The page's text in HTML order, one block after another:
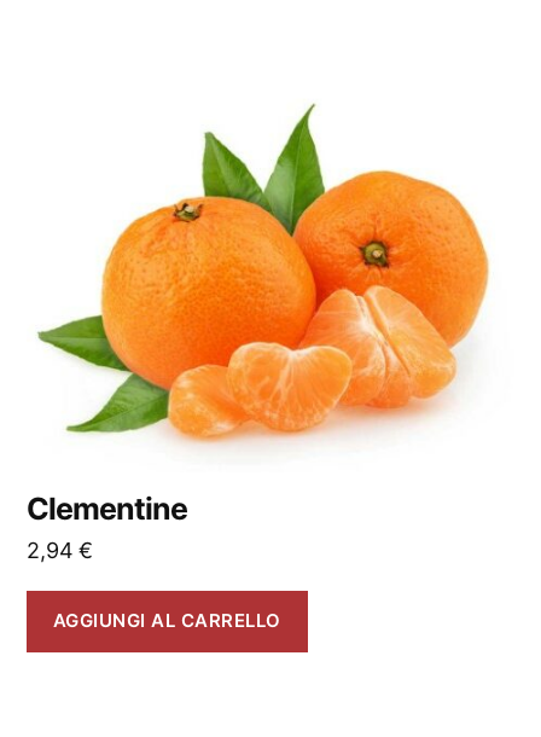
Clementine
2,94€
AGGIUNGI AL CARRELLO